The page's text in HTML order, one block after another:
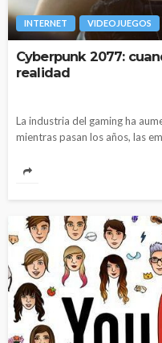
INTERNET VIDEOJUEGOS
Cyberpunk 2077:
realidad
La industria del gaming ha
mientras pasan los años, las